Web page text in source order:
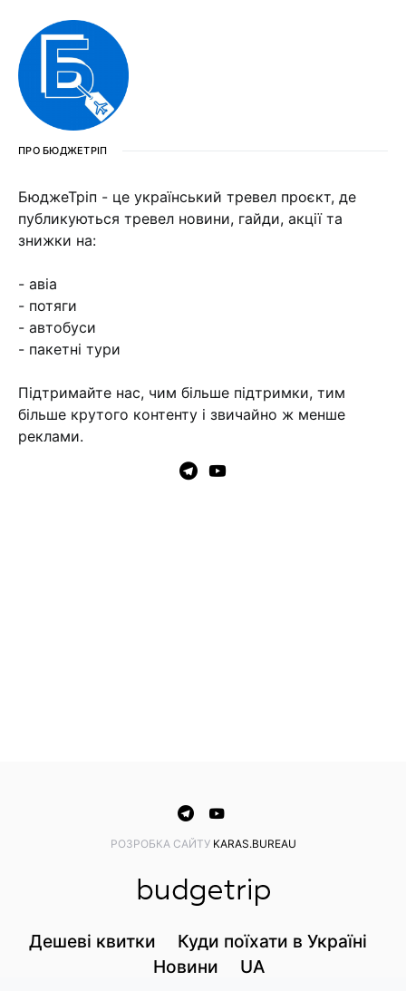
ПРО БЮДЖЕТРІП
БюджеТріп - це український тревел проєкт, де
публикуються тревел новини, гайди, акції та
знижки на:
- авіа
- потяги
- автобуси
- пакетні тури
Підтримайте нас, чим більше підтримки, тим
більше крутого контенту і звичайно ж менше
реклами.
PОЗРОБКА САЙТУ KARAS.BUREAU
Дешеві квитки
Куди поїхати в Україні
Новини
UA